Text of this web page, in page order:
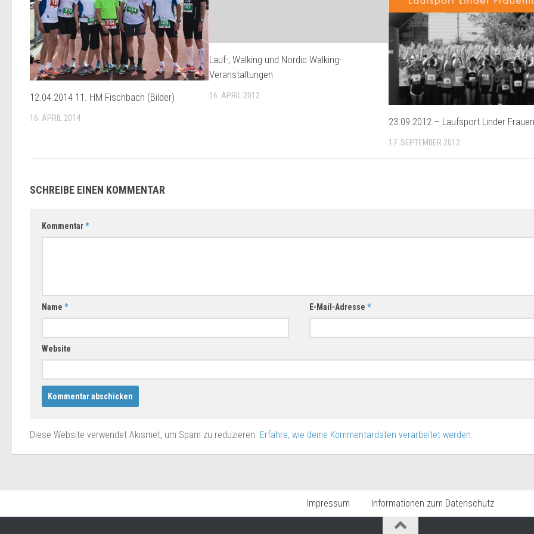
12.04.2014 11. HM Fischbach (Bilder)
16. APRIL 2014
Lauf-, Walking und Nordic Walking-
Veranstaltungen
16. APRIL 2012
23.09.2012 – Laufsport Linder
17. SEPTEMBER 2012
SCHREIBE EINEN KOMMENTAR
Kommentar*
Name * E-Mail-Adresse*
Website
Diese Website verwendet Akismet, um Spam zu reduzieren. Erfahre, wie deine Kommentardaten verarbeitet werden.
Impressum Informationen zum Datenschutz